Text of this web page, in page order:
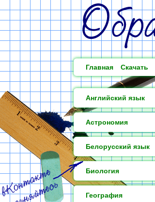
Главная Скачать
Английский язык
Астрономия
Белорусский язык
Биология
География